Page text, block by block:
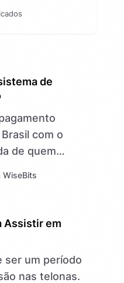
de
com o
de quem
WiseBits
Assistir em
ser um período
nas telonas.